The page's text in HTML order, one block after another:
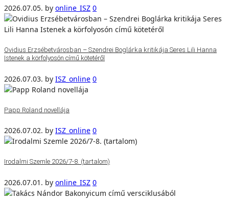
2026.07.05. by online_ISZ 0
Ovidius Erzsébetvárosban – Szendrei Boglárka kritikája Seres Lili Hanna
Istenek a körfolyosón című kötetéről
2026.07.03. by ISZ_online 0
Papp Roland novellája
2026.07.02. by ISZ_online 0
Irodalmi Szemle 2026/7-8. (tartalom)
2026.07.01. by online_ISZ 0